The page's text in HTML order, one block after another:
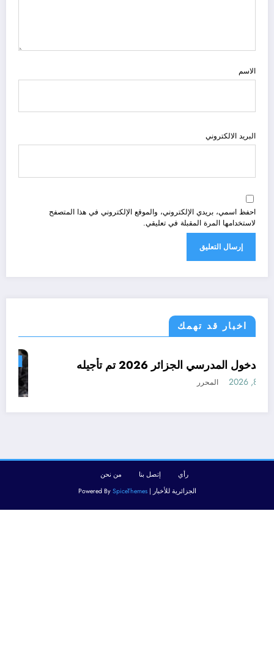
الاسم
البريد الالكتروني
احفظ اسمي، بريدي الإلكتروني، والموقع الإلكتروني في هذا المتصفح
لاستخدامها المرة المقبلة في تعليقي.
اخبار قد تهمك
الجزائر الحدث
رسميا الدخول المدرسي الجزائر 2026 تم تأجيله
أغسطس 8, 2026
رأي إتصل بنا
من نحن
الجزائرية للأخبار | Powered BySpiceThemes